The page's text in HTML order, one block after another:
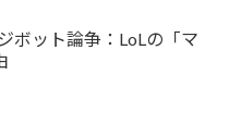
ボット論争：LoLの「マ